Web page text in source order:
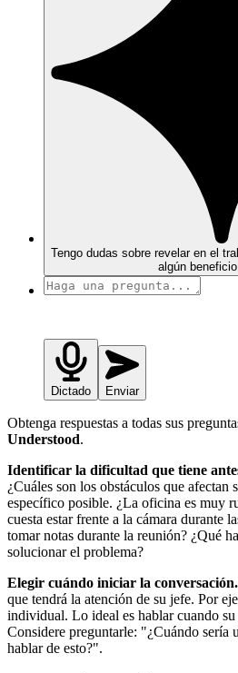
Tengo dudas sobre revelar en el
algún
Dictado Enviar
Obtenga respuestas a todas sus
Understood.
Identificar la dificultad que tiene
¿Cuáles son los obstáculos que afectan
específico posible. ¿La oficina es muy
cuesta estar frente a la cámara durante
tomar notas durante la reunión? ¿Qué
solucionar el problema?
Elegir cuándo iniciar la conversación.
que tendrá la atención de su jefe. Por
individual. Lo ideal es hablar cuando su
Considere preguntarle: "¿Cuándo sería
hablar de esto?".